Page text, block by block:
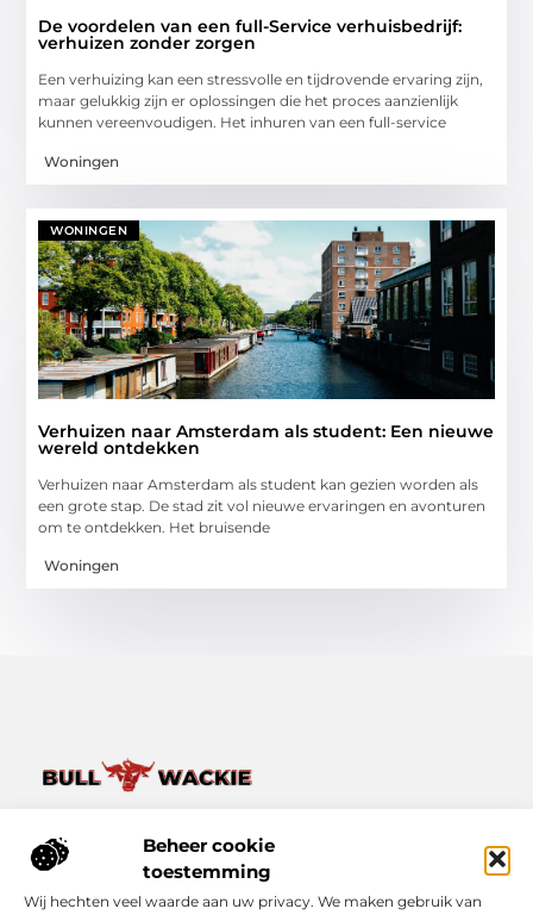
Beheer cookie
toestemming
Wij hechten veel waarde aan uw privacy. We maken gebruik van
De voordelen van een full-Service verhuisbedrijf:
verhuizen zonder zorgen
Een verhuizing kan een stressvolle en tijdrovende ervaring zijn,
maar gelukkig zijn er oplossingen die het proces aanzienlijk
kunnen vereenvoudigen. Het inhuren van een full-service
Woningen
WONINGEN
Verhuizen naar Amsterdam als student: Een nieuwe
wereld ontdekken
Verhuizen naar Amsterdam als student kan gezien worden als
een grote stap. De stad zit vol nieuwe ervaringen en avonturen
om te ontdekken. Het bruisende
Woningen
het op Bullwackie.nl.
Verken een breed scala aan blogs en artikelen die je inspireren,
informeren en verrijken, van kleine momenten tot grote
inzichten.